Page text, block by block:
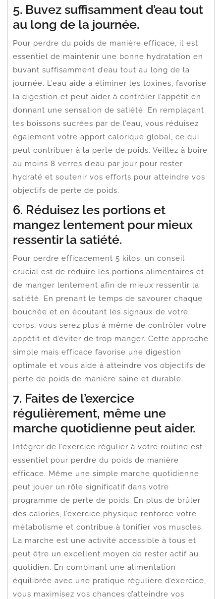
5. Buvez suffisamment d’eau tout
au long de la journée.
Pour perdre du poids de manière efficace, il est
essentiel de maintenir une bonne hydratation en
buvant suffisamment d’eau tout au long de la
journée. L’eau aide à éliminer les toxines, favorise
la digestion et peut aider à contrôler l’appétit en
donnant une sensation de satiété. En remplaçant
les boissons sucrées par de l’eau, vous réduisez
également votre apport calorique global, ce qui
peut contribuer à la perte de poids. Veillez à boire
au moins 8 verres d’eau par jour pour rester
hydraté et soutenir vos efforts pour atteindre vos
objectifs de perte de poids.
6. Réduisez les portions et
mangez lentement pour mieux
ressentir la satiété.
Pour perdre efficacement 5 kilos, un conseil
crucial est de réduire les portions alimentaires et
de manger lentement afin de mieux ressentir la
satiété. En prenant le temps de savourer chaque
bouchée et en écoutant les signaux de votre
corps, vous serez plus à même de contrôler votre
appétit et d’éviter de trop manger. Cette approche
simple mais efficace favorise une digestion
optimale et vous aide à atteindre vos objectifs de
perte de poids de manière saine et durable.
7. Faites de l’exercice
régulièrement, même une
marche quotidienne peut aider.
Intégrer de l’exercice régulier à votre routine est
essentiel pour perdre du poids de manière
efficace. Même une simple marche quotidienne
peut jouer un rôle significatif dans votre
programme de perte de poids. En plus de brûler
des calories, l’exercice physique renforce votre
métabolisme et contribue à tonifier vos muscles.
La marche est une activité accessible à tous et
peut être un excellent moyen de rester actif au
quotidien. En combinant une alimentation
équilibrée avec une pratique régulière d’exercice,
vous maximisez vos chances d’atteindre vos